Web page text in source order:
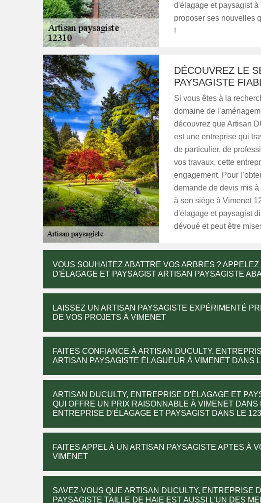
d'élagage et paysagist
proposer ses nouvelles
!
DÉCOUVREZ LE
PAYSAGISTE
Si vous êtes à la
domaine de
découvrez que Artisan
est une entreprise qui
de particulier, de
vos travaux, cette
engagement. Pour
demande de devis mis
à son siège à Vimenet
d'élagage et paysagist
dévoué et peut être
VOUS SOUHAITEZ ABATTRE VOS ARBRES ?
D'ÉLAGAGE ET PAYSAGIST ARTISAN PAYSAGISTE
LAISSEZ UN ARTISAN PAYSAGISTE EXPÉRIMENTÉ
DE VOS PROJETS À VIMENET
FAITES CONFIANCE À ARTISAN DUCULTY,
ARTISAN PAYSAGISTE ÉLAGUEUR À VIMENET DANS
ARTISAN DUCULTY, ENTREPRISE D'ÉLAGAGE ET
QUI OFFRE UN PRIX RAISONNABLE À VIMENET
ENTREPRISE D'ÉLAGAGE ET PAYSAGIST DANS LE
FAITES APPEL À UN ARTISAN PAYSAGISTE APTES À
VIMENET
SAVEZ-VOUS QUE ARTISAN DUCULTY, ENTREPRISE
PAYSAGISTE TAILLE DE HAIE EST AUSSI L’UN DES